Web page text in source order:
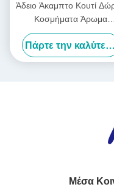
Άδειο Άκαμπτο Κουτί
Κοσμήματα Άρωμα
Πολυτελές Κουτί Δώρου
Προσαρμοσμένο
Πάρτε την καλύτερη τιμή
Μέσα